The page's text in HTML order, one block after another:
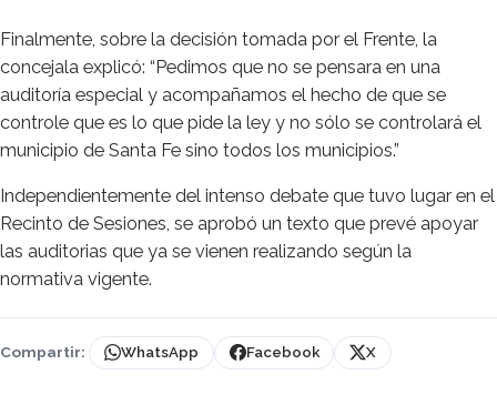
Finalmente, sobre la decisión tomada por el Frente, la
concejala explicó: “Pedimos que no se pensara en una
auditoría especial y acompañamos el hecho de que se
controle que es lo que pide la ley y no sólo se controlará el
municipio de Santa Fe sino todos los municipios.”
Independientemente del intenso debate que tuvo lugar en el
Recinto de Sesiones, se aprobó un texto que prevé apoyar
las auditorias que ya se vienen realizando según la
normativa vigente.
Compartir: WhatsApp Facebook X